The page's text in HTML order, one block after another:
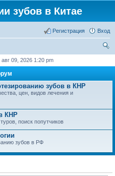
зубов в Китае
Вход
Регистрация
09, 2026 1:20 pm
зубов в КНР
цен, видов лечения и
КНР
поиск попутчиков
зубов в РФ